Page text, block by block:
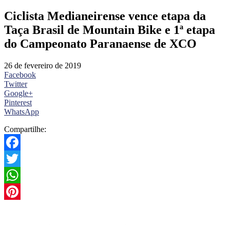
Ciclista Medianeirense vence etapa da
Taça Brasil de Mountain Bike e 1ª etapa
do Campeonato Paranaense de XCO
26 de fevereiro de 2019
Facebook
Twitter
Google+
Pinterest
WhatsApp
Compartilhe:
Facebook
Twitter
WhatsApp